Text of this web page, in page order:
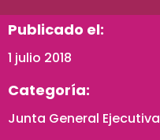
Publicado el:
1 julio 2018
Categoría:
Junta General Ejecutiva